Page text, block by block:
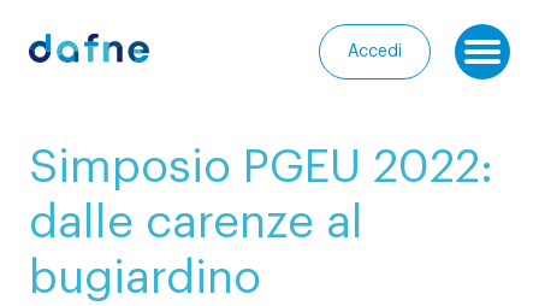
Consorzio Dafne Accedi
Homepage
Chi
siamo
nostri
progetti
I
nostri
Simposio PGEU 2022:
dalle carenze al
bugiardino